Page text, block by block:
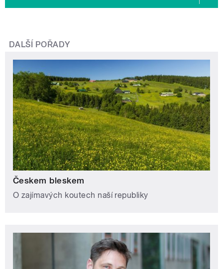
DALŠÍ POŘADY
Českem bleskem
O zajímavých koutech naší republiky